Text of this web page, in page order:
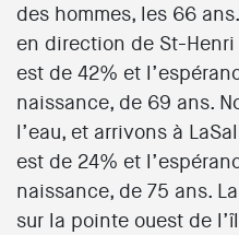
des hommes, les 66
en direction de St-
est de 42% et
naissance, de 69 ans.
l’eau, et arrivons à
est de 24% et
naissance, de 75 ans.
sur la pointe ouest de